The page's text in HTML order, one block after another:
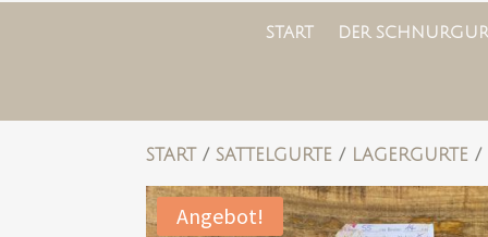
START DER
START/SATTELGURTE / LAGERGURTE /
Angebot!